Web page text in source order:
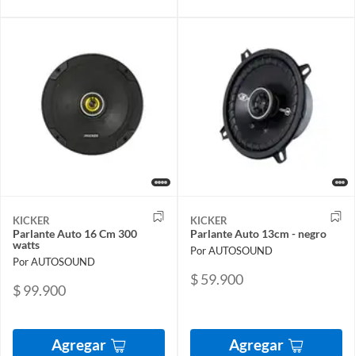
KICKER
Parlante Auto 16 Cm 300
watts
Por AUTOSOUND
$ 99.900
Agregar
KICKER
Parlante Auto 13cm - negro
Por AUTOSOUND
$ 59.900
Agregar